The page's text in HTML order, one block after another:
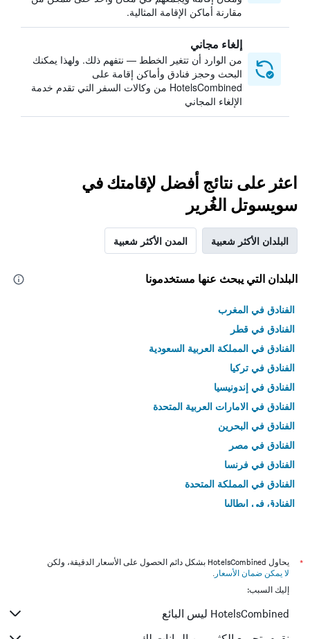
مقارنة أماكن الإقامة المثالية.
إلغاء مجاني
من الوارد أن تتغير الخطط — نتفهم ذلك. ولهذا يمكنك
البحث وحجز فنادق وأماكن إقامة على
HotelsCombined من وكالات السفر التي تقدم خدمة
الإلغاء المجاني
اعثر على نتائج أفضل لإقامتك في
سويسوتل الغُرير
البلدان الأكثر شعبية المدن الأكثر شعبية
البلدان التي يبحث عنها مستخدمونا
الفنادق في المغرب
الفنادق في قطر
الفنادق في المملكة العربية السعودية
الفنادق في تركيا
الفنادق في إندونيسيا
الفنادق في الامارات العربية المتحدة
الفنادق في البحرين
الفنادق في مصر
الفنادق في فرنسا
الفنادق في المملكة المتحدة
الفنادق في إيطاليا
*
يحاول HotelsCombined بشكل دائم الحصول على الأسعار الدقيقة، ولكن
لا يمكن ضمان الأسعار .
إليك السبب:
HotelsCombined ليس البائع